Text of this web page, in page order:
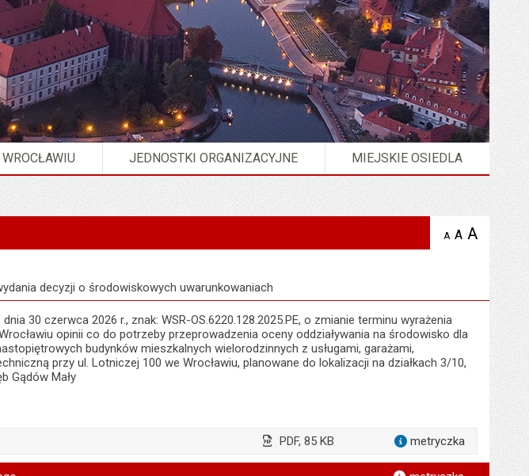
JEDNOSTKI ORGANIZACYJNE MIEJSKIE OSIEDLA
Wersja strony w formacie
A zmniejsz
A domyślna
A
decyzji o środowiskowych uwarunkowaniach
30 czerwca 2026 r., znak: WSR-OS.6220.128.2025.PE, o zmianie terminu wyrażenia
opinii co do potrzeby przeprowadzenia oceny oddziaływania na środowisko dla
budynków mieszkalnych wielorodzinnych z usługami, garażami,
przy ul. Lotniczej 100 we Wrocławiu, planowane do lokalizacji na działkach 3/10,
Gądów Mały
PDF, 85 KB metryczka